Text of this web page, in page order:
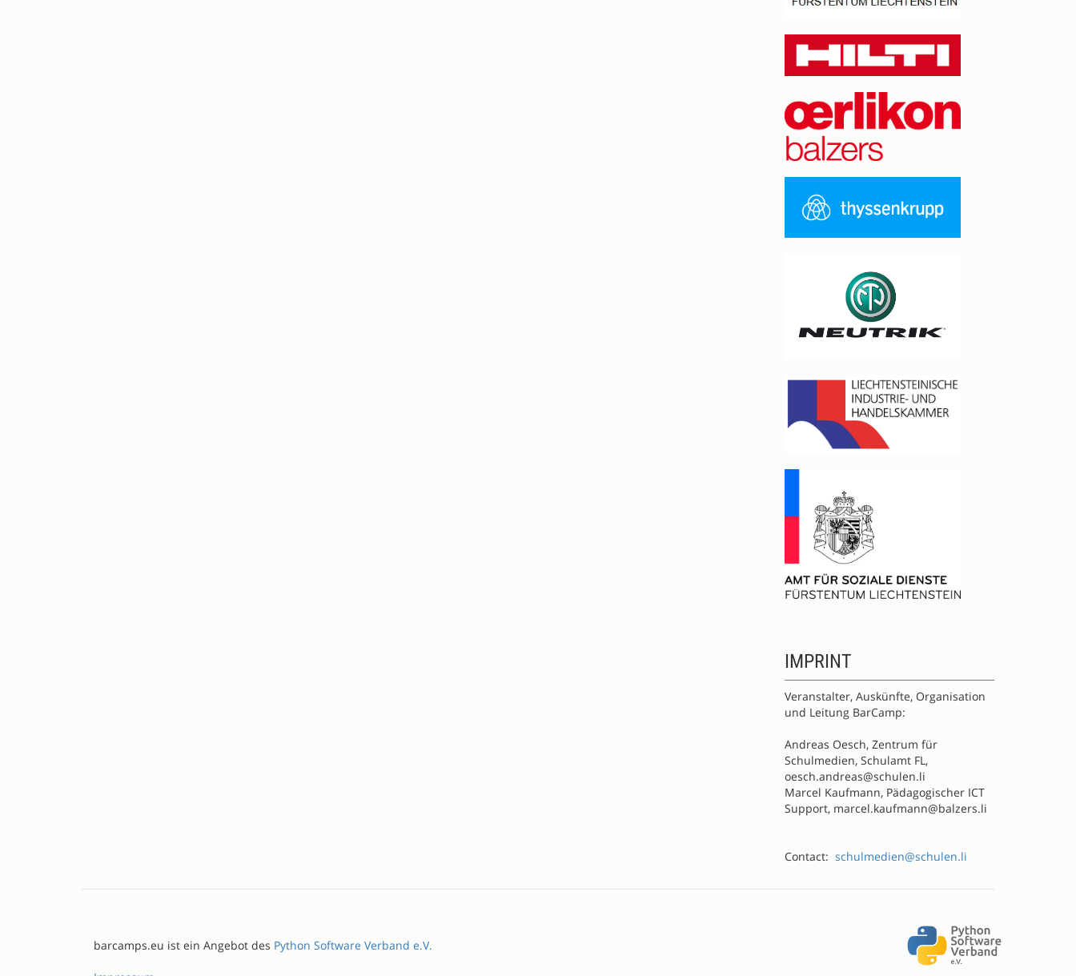
IMPRINT
Veranstalter, Auskünfte, Organisation
und Leitung BarCamp:
Andreas Oesch, Zentrum für
Schulmedien, Schulamt FL,
oesch.andreas@schulen.li
Marcel Kaufmann, Pädagogischer ICT
Support, marcel.kaufmann@balzers.li
Contact: schulmedien@schulen.li
barcamps.eu ist ein Angebot des Python Software Verband e.V.